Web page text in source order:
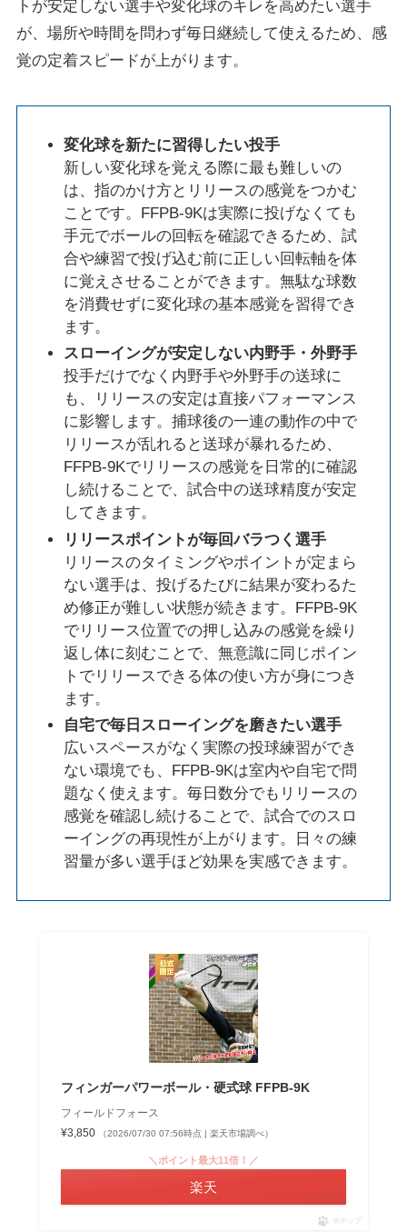
トが安定しない選手や変化球のキレを高めたい選手
が、場所や時間を問わず毎日継続して使えるため、感
覚の定着スピードが上がります。
変化球を新たに習得したい投手
新しい変化球を覚える際に最も難しいの
は、指のかけ方とリリースの感覚をつかむ
ことです。FFPB-9Kは実際に投げなくても
手元でボールの回転を確認できるため、試
合や練習で投げ込む前に正しい回転軸を体
に覚えさせることができます。無駄な球数
を消費せずに変化球の基本感覚を習得でき
ます。
スローイングが安定しない内野手・外野手
投手だけでなく内野手や外野手の送球に
も、リリースの安定は直接パフォーマンス
に影響します。捕球後の一連の動作の中で
リリースが乱れると送球が暴れるため、
FFPB-9Kでリリースの感覚を日常的に確認
し続けることで、試合中の送球精度が安定
してきます。
リリースポイントが毎回バラつく選手
リリースのタイミングやポイントが定まら
ない選手は、投げるたびに結果が変わるた
め修正が難しい状態が続きます。FFPB-9K
でリリース位置での押し込みの感覚を繰り
返し体に刻むことで、無意識に同じポイン
トでリリースできる体の使い方が身につき
ます。
自宅で毎日スローイングを磨きたい選手
広いスペースがなく実際の投球練習ができ
ない環境でも、FFPB-9Kは室内や自宅で問
題なく使えます。毎日数分でもリリースの
感覚を確認し続けることで、試合でのスロ
ーイングの再現性が上がります。日々の練
習量が多い選手ほど効果を実感できます。
フィンガーパワーボール・硬式球 FFPB-9K
フィールドフォース
¥3,850
（2026/07/30 07:56時点 | 楽天市場調べ）
＼ポイント最大11倍！／
楽天
ポチップ